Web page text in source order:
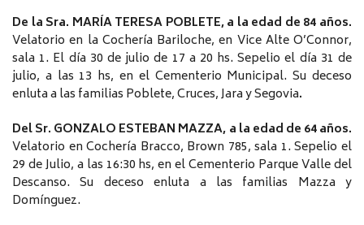
De la Sra. MARÍA TERESA POBLETE, a la edad de 84 años.
Velatorio en la Cochería Bariloche, en Vice Alte O’Connor,
sala 1. El día 30 de julio de 17 a 20 hs. Sepelio el día 31 de
julio, a las 13 hs, en el Cementerio Municipal. Su deceso
enluta a las familias Poblete, Cruces, Jara y Segovia.
Del Sr. GONZALO ESTEBAN MAZZA, a la edad de 64 años.
Velatorio en Cochería Bracco, Brown 785, sala 1. Sepelio el
29 de Julio, a las 16:30 hs, en el Cementerio Parque Valle del
Descanso. Su deceso enluta a las familias Mazza y
Domínguez.